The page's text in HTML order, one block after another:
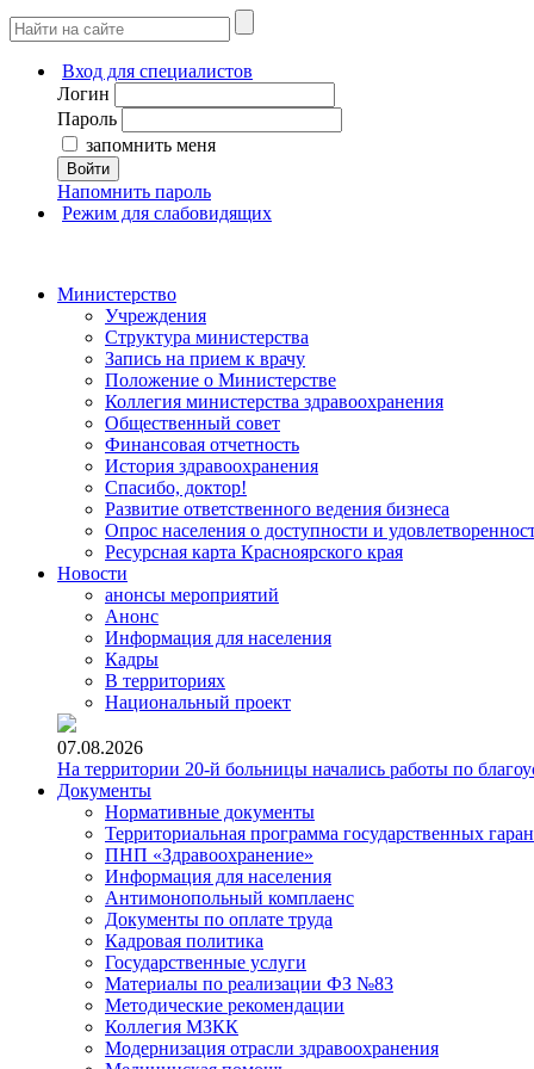
Вход для специалистов
Логин
Пароль
запомнить меня
Войти
Напомнить пароль
Режим для слабовидящих
Министерство
Учреждения
Структура министерства
Запись на прием к врачу
Положение о Министерстве
Коллегия министерства здравоохранения
Общественный совет
Финансовая отчетность
История здравоохранения
Спасибо, доктор!
Развитие ответственного ведения бизнеса
Опрос населения о доступности и
Ресурсная карта Красноярского края
Новости
анонсы мероприятий
Анонс
Информация для населения
Кадры
В территориях
Национальный проект
07.08.2026
На территории 20-й больницы начались работы по
Документы
Нормативные документы
Территориальная программа государственных
ПНП «Здравоохранение»
Информация для населения
Антимонопольный комплаенс
Документы по оплате труда
Кадровая политика
Государственные услуги
Материалы по реализации ФЗ №83
Методические рекомендации
Коллегия МЗКК
Модернизация отрасли здравоохранения